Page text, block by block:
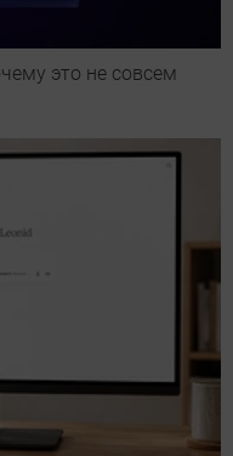
это не совсем